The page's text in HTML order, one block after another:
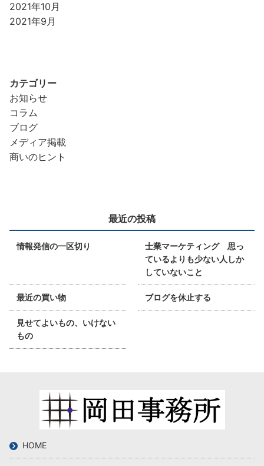
2021年10月
2021年9月
カテゴリー
お知らせ
コラム
ブログ
メディア掲載
商いのヒント
最近の投稿
情報発信の一区切り
士業マーケティング 思っ
ているよりも少ない人しか
していないこと
最近の買い物 ブログを休止する
見せてよいもの、いけない
もの
HOME